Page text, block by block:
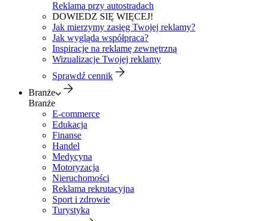
Reklama przy autostradach
DOWIEDZ SIĘ WIĘCEJ!
Jak mierzymy zasięg Twojej reklamy?
Jak wygląda współpraca?
Inspiracje na reklamę zewnętrzną
Wizualizacje Twojej reklamy
Sprawdź cennik
Branże
Branże
E-commerce
Edukacja
Finanse
Handel
Medycyna
Motoryzacja
Nieruchomości
Reklama rekrutacyjna
Sport i zdrowie
Turystyka